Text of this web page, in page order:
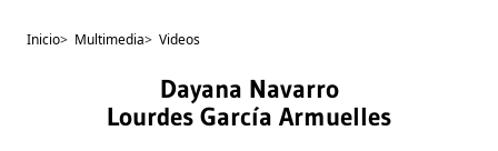
Inicio> Multimedia> Videos
Dayana Navarro
Lourdes García Armuelles